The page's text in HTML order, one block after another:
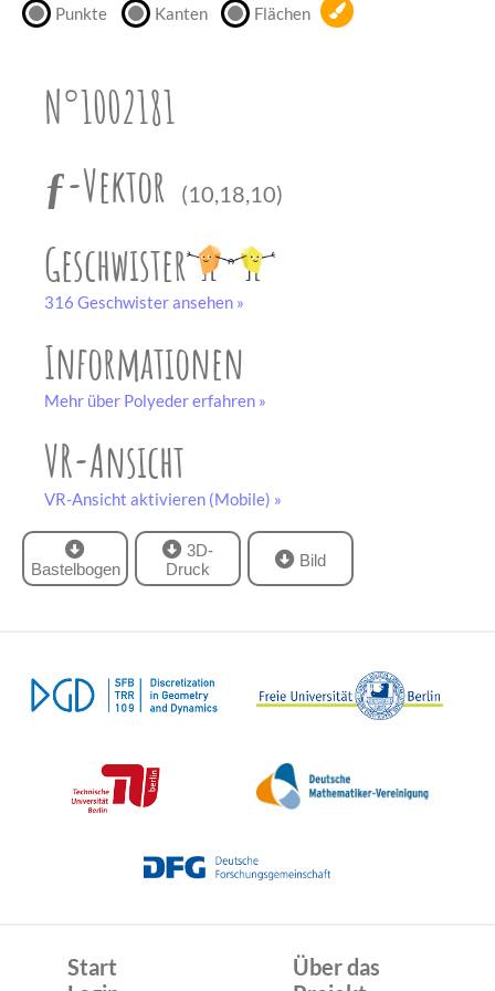
Punkte Kanten Flächen
N°1002181
ƒ-Vektor
(10,18,10)
Geschwister
316 Geschwister ansehen »
Informationen
Mehr über Polyeder erfahren »
VR-Ansicht
VR-Ansicht aktivieren (Mobile) »
Bastelbogen
Bastelbogen
3D-
Druck
unserem
Bild
Start
Über das